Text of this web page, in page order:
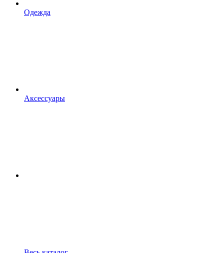
Одежда
Аксессуары